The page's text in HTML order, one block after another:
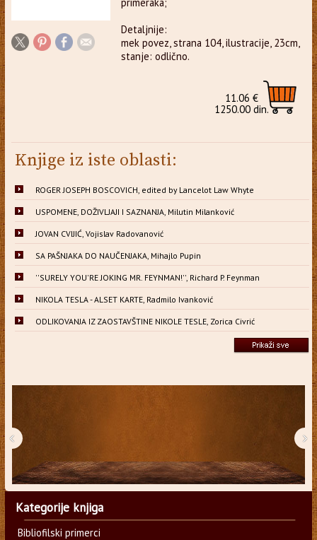
Detaljnije:
mek povez, strana 104, ilustracije, 23cm,
stanje: odlično.
11.06 €
1250.00 din.
Knjige iz iste oblasti:
ROGER JOSEPH BOSCOVICH, edited by Lancelot Law Whyte
USPOMENE, DOŽIVLJAJI I SAZNANJA, Milutin Milanković
JOVAN CVIJIĆ, Vojislav Radovanović
SA PAŠNJAKA DO NAUČENJAKA, Mihajlo Pupin
''SURELY YOU'RE JOKING MR. FEYNMAN!'', Richard P. Feynman
NIKOLA TESLA - ALSET KARTE, Radmilo Ivanković
ODLIKOVANJA IZ ZAOSTAVŠTINE NIKOLE TESLE, Zorica Civrić
‹ ›
Kategorije knjiga
Bibliofilski primerci